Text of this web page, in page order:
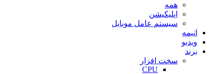
همه
اپلیکیشن
سیستم عامل موبایل
انیمه
ویدیو
برند
سخت افزار
CPU